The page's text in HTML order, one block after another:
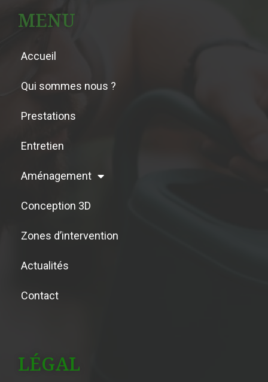
MENU
Accueil
Qui sommes nous ?
Prestations
Entretien
Aménagement
Conception 3D
Zones d’intervention
Actualités
Contact
LÉGAL